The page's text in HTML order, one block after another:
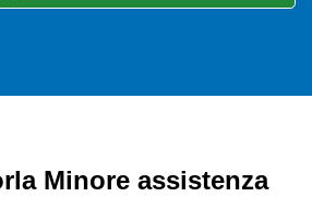
Minore assistenza